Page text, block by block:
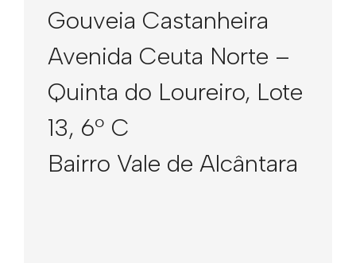
Gouveia Castanheira
Avenida Ceuta Norte –
Quinta do Loureiro, Lote
13, 6º C
Bairro Vale de Alcântara